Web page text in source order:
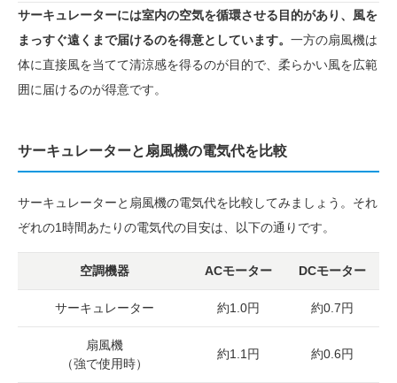
サーキュレーターには室内の空気を循環させる目的があり、風を
まっすぐ遠くまで届けるのを得意としています。 一方の扇風機は
体に直接風を当てて清涼感を得るのが目的で、柔らかい風を広範
囲に届けるのが得意です。
サーキュレーターと扇風機の電気代を比較
サーキュレーターと扇風機の電気代を比較してみましょう。それ
ぞれの1時間あたりの電気代の目安は、以下の通りです。
空調機器 ACモーター DCモーター
サーキュレーター 約1.0円 約0.7円
扇風機
（強で使用時）
約1.1円 約0.6円